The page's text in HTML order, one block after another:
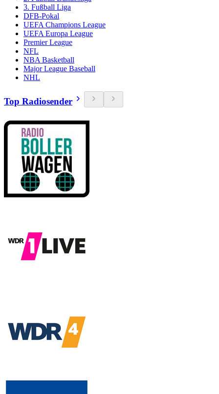
3. Fußball Liga
DFB-Pokal
UEFA Champions League
UEFA Europa League
Premier League
NFL
NBA Basketball
Major League Baseball
NHL
Top Radiosender